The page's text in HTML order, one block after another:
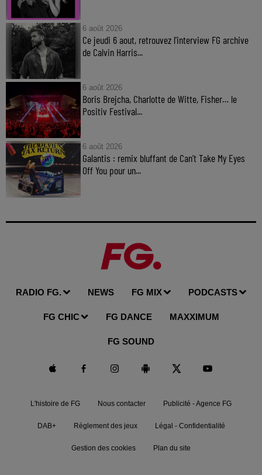
6 août 2026
Ce jeudi 6 aout, retrouvez l'interview FG archive
de Calvin Harris...
6 août 2026
Boris Brejcha, Charlotte de Witte, Fisher… le
Positiv Festival...
6 août 2026
Galantis : remix bluffant de Can’t Take My Eyes
Off You pour un...
RADIO FG. NEWS FG MIX PODCASTS
FG CHIC FG DANCE MAXXIMUM
FG SOUND
L'histoire de FG Nous contacter Publicité - Agence FG
DAB+ Règlement des jeux Légal - Confidentialité
Gestion des cookies Plan du site